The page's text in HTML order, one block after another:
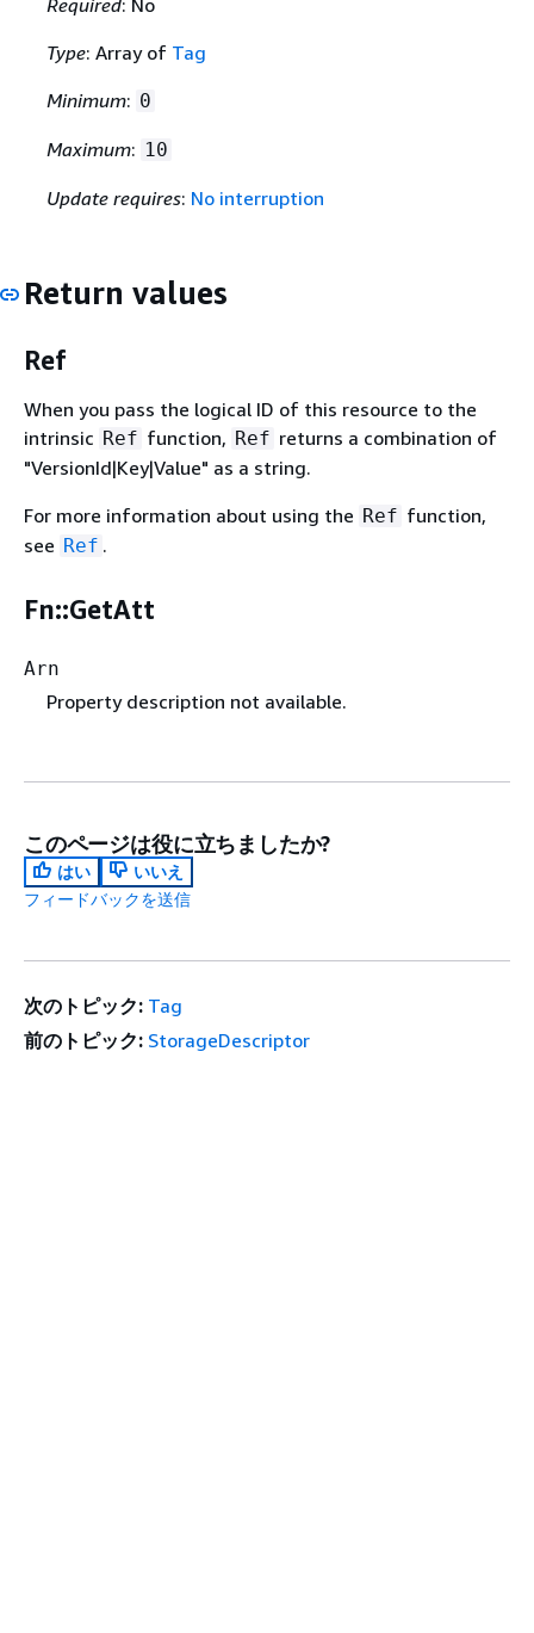
Required: No
Type: Array of Tag
Minimum: 0
Maximum: 10
Update requires: No interruption
Return values
Ref
When you pass the logical ID of this resource to the
intrinsic Ref function, Ref returns a combination of
"VersionId|Key|Value" as a string.
For more information about using the Ref function,
see Ref .
Fn::GetAtt
Arn
Property description not available.
このページは役に立ちましたか?
はい
いいえ
フィードバックを送信
次のトピック: Tag
前のトピック: StorageDescriptor